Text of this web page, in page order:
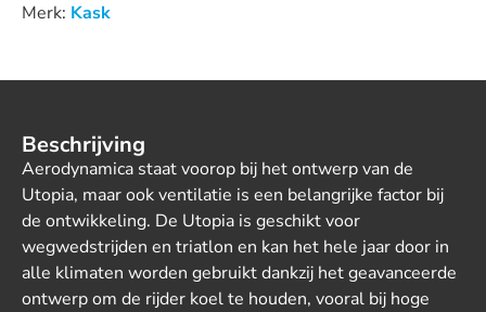
Merk: Kask
Beschrijving
Aerodynamica staat voorop bij het ontwerp van de
Utopia, maar ook ventilatie is een belangrijke factor bij
de ontwikkeling. De Utopia is geschikt voor
wegwedstrijden en triatlon en kan het hele jaar door in
alle klimaten worden gebruikt dankzij het geavanceerde
ontwerp om de rijder koel te houden, vooral bij hoge